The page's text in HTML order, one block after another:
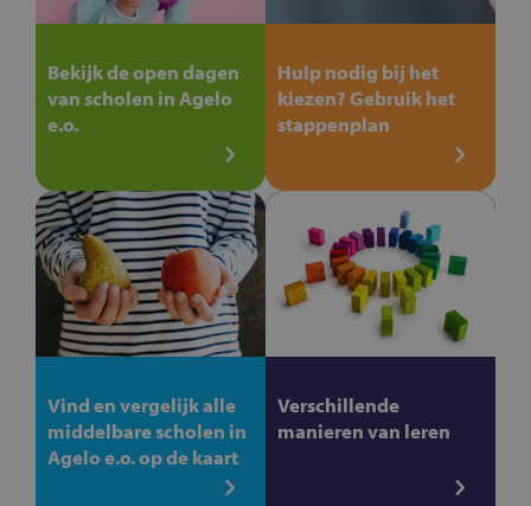
Bekijk de open dagen
van scholen in Agelo
e.o.
Hulp nodig bij het
kiezen? Gebruik het
stappenplan
Vind en vergelijk alle
middelbare scholen in
Agelo e.o. op de kaart
Verschillende
manieren van leren